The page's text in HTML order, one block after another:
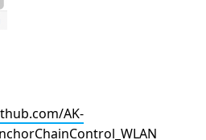
AK-